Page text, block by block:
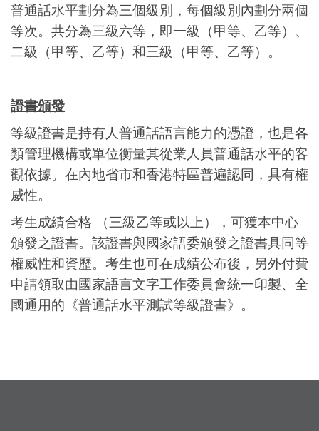
普通話水平劃分為三個級別，每個級別內劃分兩個
等次。共分為三級六等，即一級（甲等、乙等）、
二級（甲等、乙等）和三級（甲等、乙等）。
證書頒發
等級證書是持有人普通話語言能力的憑證，也是各
類管理機構或單位衡量其從業人員普通話水平的客
觀依據。在內地省市和香港特區普遍認同，具有權
威性。
考生成績合格 （三級乙等或以上），可獲本中心
頒發之證書。該證書與國家語委頒發之證書具同等
權威性和資歷。考生也可在成績公布後，另外付費
申請領取由國家語言文字工作委員會統一印製、全
國通用的《普通話水平測試等級證書》。